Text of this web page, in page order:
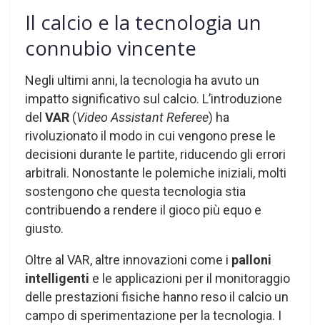
Il calcio e la tecnologia un
connubio vincente
Negli ultimi anni, la tecnologia ha avuto un
impatto significativo sul calcio. L’introduzione
del VAR (Video Assistant Referee) ha
rivoluzionato il modo in cui vengono prese le
decisioni durante le partite, riducendo gli errori
arbitrali. Nonostante le polemiche iniziali, molti
sostengono che questa tecnologia stia
contribuendo a rendere il gioco più equo e
giusto.
Oltre al VAR, altre innovazioni come i palloni
intelligenti e le applicazioni per il monitoraggio
delle prestazioni fisiche hanno reso il calcio un
campo di sperimentazione per la tecnologia. I